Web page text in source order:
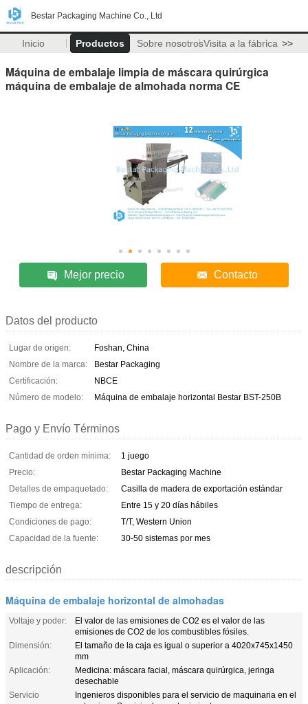
Bestar Packaging Machine Co., Ltd
Inicio Productos Sobre nosotrosVisita a la fábrica >>
Máquina de embalaje limpia de máscara quirúrgica
máquina de embalaje de almohada norma CE
Mejor precio Contacto
Datos del producto
Lugar de origen:
Foshan, China
Nombre de la marca:
Bestar Packaging
Certificación:
NBCE
Número de modelo:
Máquina de embalaje horizontal Bestar BST-250B
Pago y Envío Términos
Cantidad de orden mínima:
1 juego
Precio:
Bestar Packaging Machine
Detalles de empaquetado:
Casilla de madera de exportación estándar
Tiempo de entrega:
Entre 15 y 20 días hábiles
Condiciones de pago:
T/T, Western Union
Capacidad de la fuente:
30-50 sistemas por mes
descripción
Máquina de embalaje horizontal de almohadas
Voltaje y poder:
El valor de las emisiones de CO2 es el valor de las
emisiones de CO2 de los combustibles fósiles.
Dimensión:
El tamaño de la caja es igual o superior a 4020x745x1450
mm
Aplicación:
Medicina: máscara facial, máscara quirúrgica, jeringa
desechable
Servicio
Ingenieros disponibles para el servicio de maquinaria en el